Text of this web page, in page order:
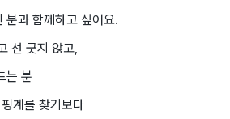
과 함께하고 싶어요.
선 긋지 않고,
는 분
계를 찾기보다